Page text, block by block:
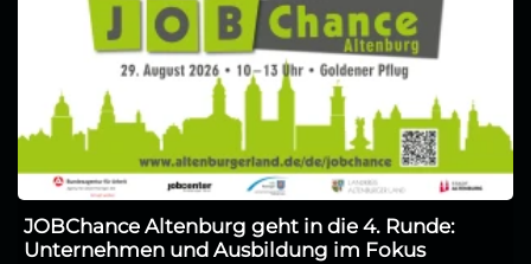
JOBChance Altenburg geht in die 4. Runde:
Unternehmen und Ausbildung im Fokus